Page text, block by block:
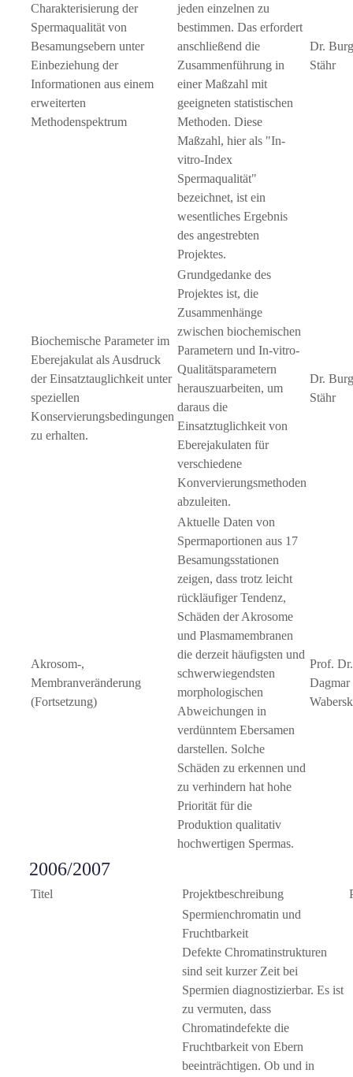
Charakterisierung der
Spermaqualität von
Besamungsebern unter
Einbeziehung der
Informationen aus einem
erweiterten
Methodenspektrum
jeden einzelnen zu
bestimmen. Das erfordert
anschließend die
Zusammenführung in
einer Maßzahl mit
geeigneten statistischen
Methoden. Diese
Maßzahl, hier als
In-
vitro-Index
Spermaqualität
bezeichnet, ist ein
wesentliches Ergebnis
des angestrebten
Projektes.
Dr.
Stähr
Biochemische Parameter im
Eberejakulat als Ausdruck
der Einsatztauglichkeit unter
speziellen
Konservierungsbedingungen
zu erhalten.
Grundgedanke des
Projektes ist, die
Zusammenhänge
zwischen biochemischen
Parametern und In-vitro-
Qualitätsparametern
herauszuarbeiten, um
daraus die
Einsatztuglichkeit von
Eberejakulaten für
verschiedene
Konvervierungsmethoden
abzuleiten.
Dr.
Stähr
Akrosom-,
Membranveränderung
(Fortsetzung)
Aktuelle Daten von
Spermaportionen aus 17
Besamungsstationen
zeigen, dass trotz leicht
rückläufiger Tendenz,
Schäden der Akrosome
und Plasmamembranen
die derzeit häufigsten und
schwerwiegendsten
morphologischen
Abweichungen in
verdünntem Ebersamen
darstellen. Solche
Schäden zu erkennen und
zu verhindern hat hohe
Priorität für die
Produktion qualitativ
hochwertigen Spermas.
Prof. Dr.
Dagmar
2006/2007
Titel Projektbeschreibung
Spermienchromatin und
Fruchtbarkeit
Defekte Chromatinstrukturen
sind seit kurzer Zeit bei
Spermien diagnostizierbar. Es ist
zu vermuten, dass
Chromatindefekte die
Fruchtbarkeit von Ebern
beeinträchtigen. Ob und in